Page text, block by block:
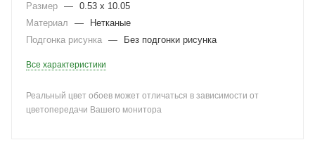
Размер — 0.53 x 10.05
Материал
—
Нетканые
Подгонка рисунка — Без подгонки рисунка
Все характеристики
Реальный цвет обоев может отличаться в зависимости от
цветопередачи Вашего монитора